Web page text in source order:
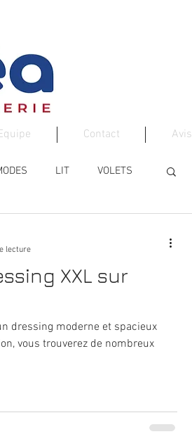
Contact Avis
LIT VOLETS
XXL sur
dressing moderne et spacieux
vous trouverez de nombreux
lecture